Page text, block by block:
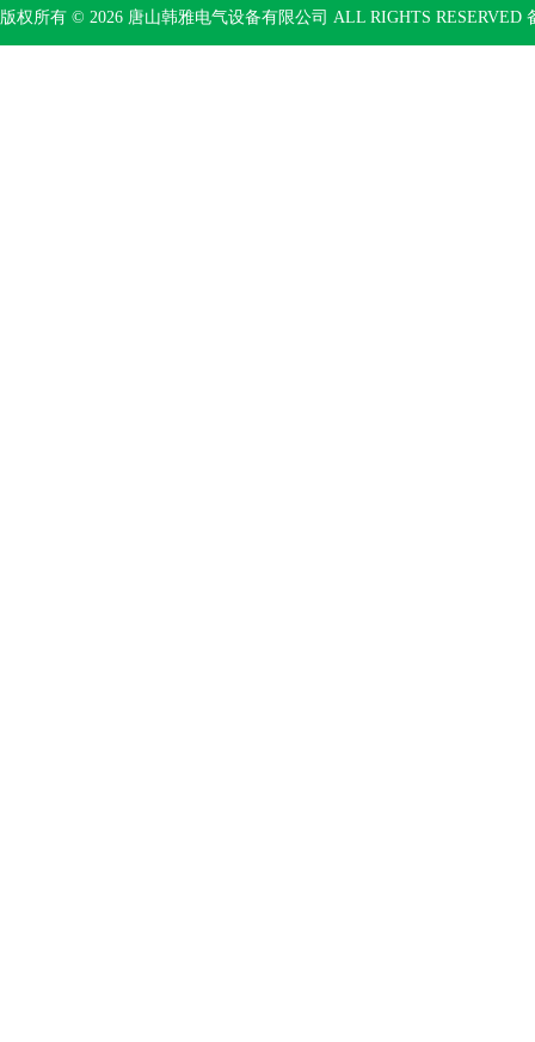
版权所有 © 2026 唐山韩雅电气设备有限公司 ALL RIGHTS RESERVED